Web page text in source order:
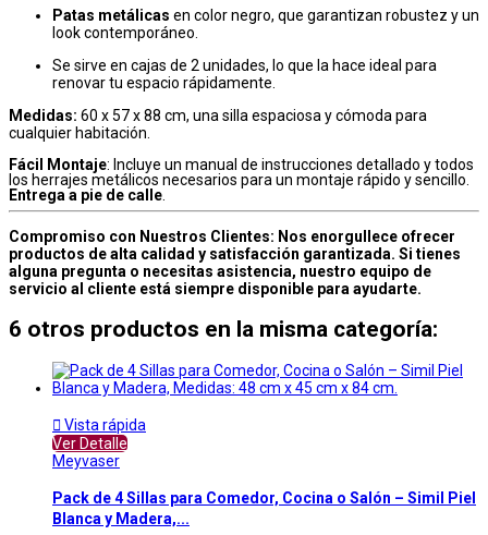
Patas metálicas en color negro, que garantizan robustez y un
look contemporáneo.
Se sirve en cajas de 2 unidades, lo que la hace ideal para
renovar tu espacio rápidamente.
Medidas: 60 x 57 x 88 cm, una silla espaciosa y cómoda para
cualquier habitación.
Fácil Montaje: Incluye un manual de instrucciones detallado y todos
los herrajes metálicos necesarios para un montaje rápido y sencillo.
Entrega a pie de calle
Compromiso con Nuestros Clientes: Nos enorgullece ofrecer
productos de alta calidad y satisfacción garantizada. Si tienes
alguna pregunta o necesitas asistencia, nuestro equipo de
servicio al cliente está siempre disponible para ayudarte.
6 otros productos en la misma categoría:
 Vista rápida
Ver Detalle
Meyvaser
Pack de 4 Sillas para Comedor, Cocina o Salón – Simil Piel
Blanca y Madera,...